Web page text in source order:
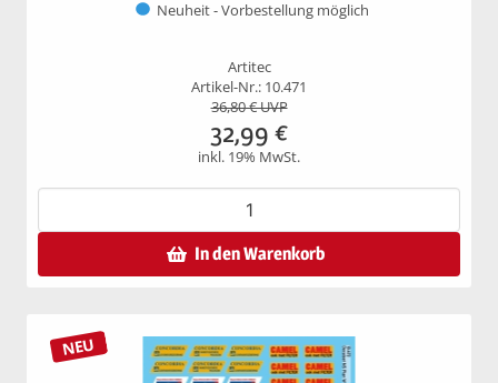
Neuheit - Vorbestellung möglich
Artitec
Artikel-Nr.: 10.471
36,80€ UVP
32,99 €
inkl. 19% MwSt.
In den Warenkorb
NEU